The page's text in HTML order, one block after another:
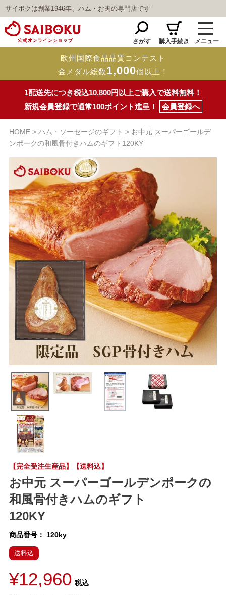
サイボクは創業1946年、ハム・お肉の専門店です
さがす 購入手続き メニュー
欧州国際食品品質コンテスト
金メダル総数1,000個以上！
1配送先につき税込10,800円以上ご購入で送料無料！
新規会員登録で通常100ポイント進呈！
会員登録へ
HOME ハム・ソーセージのギフト
お中元 スーパーゴールデ
ンポークの和風骨付きハムのギフト120KY
【完全受注生産品】【送料込】
お中元 スーパーゴールデンポークの
和風骨付きハムのギフト
120KY
商品番号 120ky
送料込
¥12,960 税込